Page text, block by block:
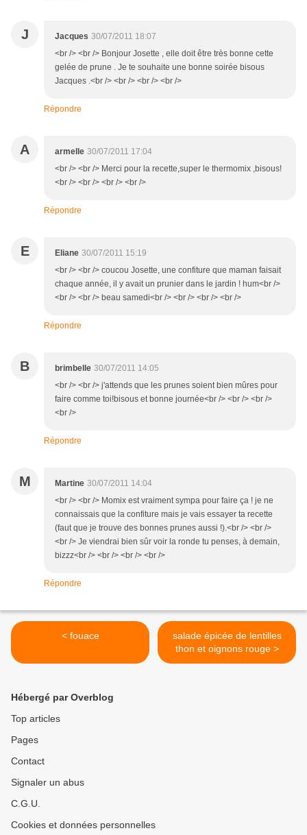
J Jacques 30/07/2011 18:07
<br /> <br /> Bonjour Josette , elle doit être très bonne cette
gelée de prune . Je te souhaite une bonne soirée bisous
Jacques .<br /> <br /> <br /> <br />
Répondre
A armelle 30/07/2011 17:04
<br /> <br /> Merci pour la recette,super le thermomix ,bisous!
<br /> <br /> <br /> <br />
Répondre
E Eliane 30/07/2011 15:19
<br /> <br /> coucou Josette, une confiture que maman faisait
chaque année, il y avait un prunier dans le jardin ! hum<br />
<br /> <br /> beau samedi<br /> <br /> <br /> <br />
Répondre
B brimbelle 30/07/2011 14:05
<br /> <br /> j'attends que les prunes soient bien mûres pour
faire comme toi!bisous et bonne journée<br /> <br /> <br />
<br />
Répondre
M Martine 30/07/2011 14:04
<br /> <br /> Momix est vraiment sympa pour faire ça ! je ne
connaissais que la confiture mais je vais essayer ta recette
(faut que je trouve des bonnes prunes aussi !).<br /> <br />
<br /> Je viendrai bien sûr voir la ronde tu penses, à demain,
bizzz<br /> <br /> <br /> <br />
Répondre
< fouace
salade épicée de lentilles
thon et oignons rouge >
Hébergé par Overblog
Top articles
Pages
Contact
Signaler un abus
C.G.U.
Cookies et données personnelles